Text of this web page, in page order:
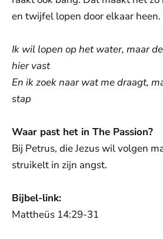
en twijfel lopen door elkaar heen.
Ik wil lopen op het water, maar
hier vast
En ik zoek naar wat me draagt,
stap
Waar past het in The Passion?
Bij Petrus, die Jezus wil volgen
struikelt in zijn angst.
Bijbel-link:
Mattheüs 14:29-31